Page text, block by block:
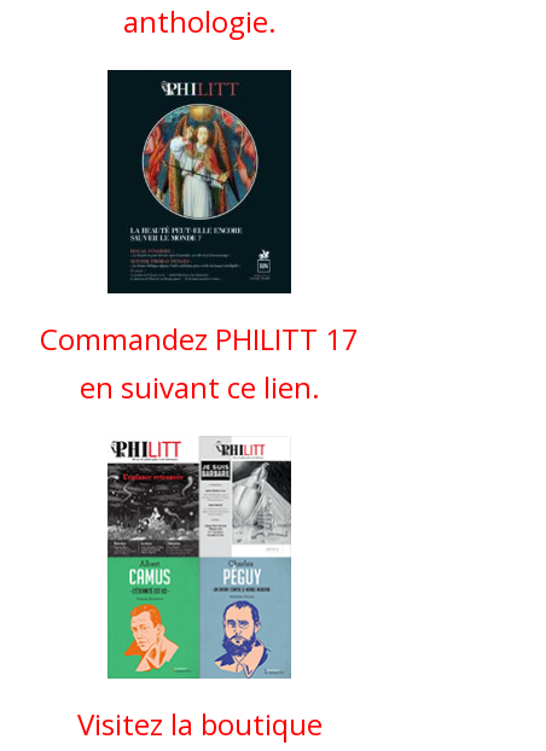
anthologie.
Commandez PHILITT 17
en suivant ce lien.
Visitez la boutique